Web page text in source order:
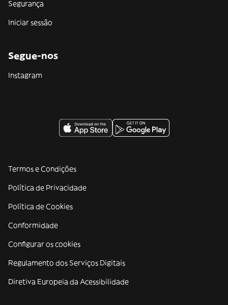
Segurança
Iniciar sessão
Segue-nos
Instagram
Termos e Condições
Política de Privacidade
Política de Cookies
Conformidade
Configurar os cookies
Regulamento dos Serviços Digitais
Diretiva Europeia da Acessibilidade